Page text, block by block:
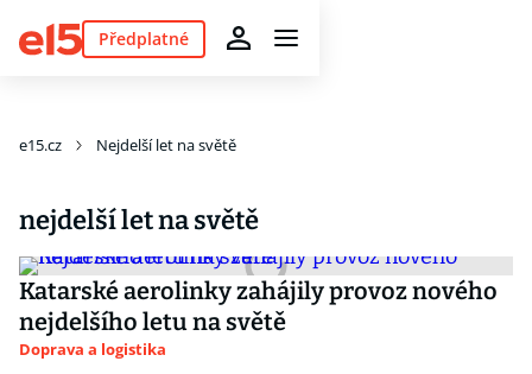
Předplatné
e15.cz Nejdelší let na světě
nejdelší let na světě
Katarské aerolinky zahájily provoz nového
nejdelšího letu na světě
Doprava a logistika